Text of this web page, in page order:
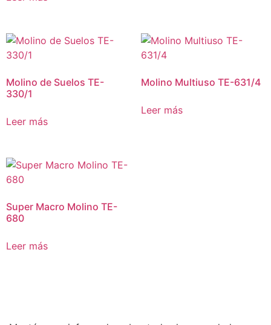
Molino de Suelos TE-
330/1
Leer más
Molino Multiuso TE-631/4
Leer más
Super Macro Molino TE-
680
Leer más